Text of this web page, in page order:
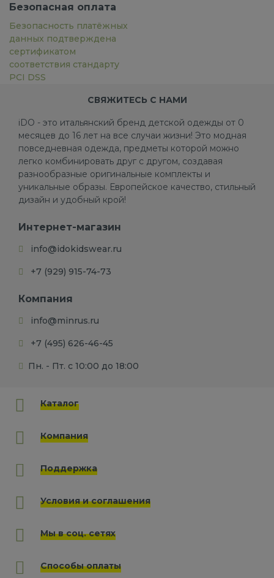
Безопасная оплата
Безопасность платёжных
данных подтверждена
сертификатом
соответствия стандарту
PCI DSS
СВЯЖИТЕСЬ С НАМИ
iDO - это итальянский бренд детской одежды от 0
месяцев до 16 лет на все случаи жизни! Это модная
повседневная одежда, предметы которой можно
легко комбинировать друг с другом, создавая
разнообразные оригинальные комплекты и
уникальные образы. Европейское качество, стильный
дизайн и удобный крой!
Интернет-магазин
info@idokidswear.ru
+7 (929) 915-74-73
Компания
info@minrus.ru
+7 (495) 626-46-45
Пн. - Пт. с 10:00 до 18:00
Каталог
Компания
Поддержка
Условия и соглашения
Мы в соц. сетях
Способы оплаты